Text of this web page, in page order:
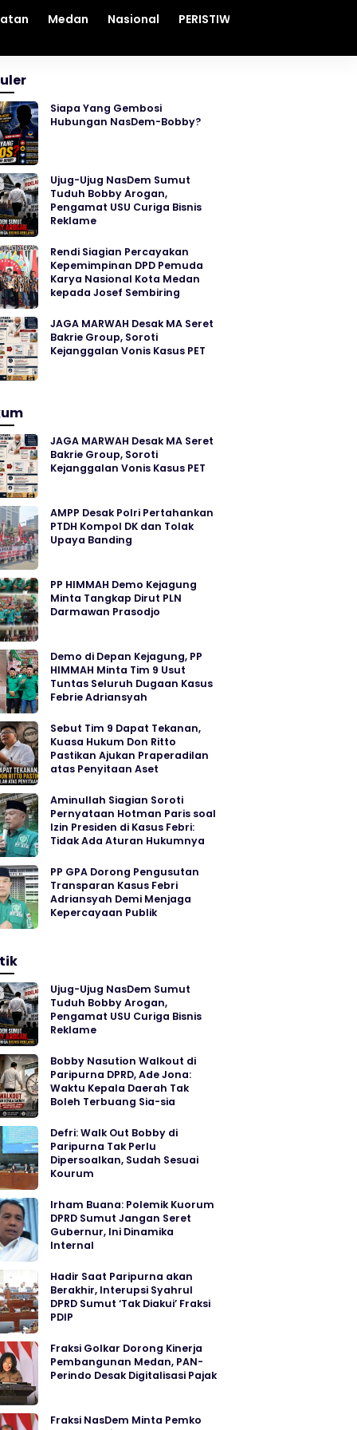
Medan Nasional PERISTIWA
Siapa Yang Gembosi
Hubungan NasDem-Bobby?
Ujug-Ujug NasDem Sumut
Tuduh Bobby Arogan,
Pengamat USU Curiga Bisnis
Reklame
Rendi Siagian Percayakan
Kepemimpinan DPD Pemuda
Karya Nasional Kota Medan
kepada Josef Sembiring
JAGA MARWAH Desak MA Seret
Bakrie Group, Soroti
Kejanggalan Vonis Kasus PET
JAGA MARWAH Desak MA Seret
Bakrie Group, Soroti
Kejanggalan Vonis Kasus PET
AMPP Desak Polri Pertahankan
PTDH Kompol DK dan Tolak
Upaya Banding
PP HIMMAH Demo Kejagung
Minta Tangkap Dirut PLN
Darmawan Prasodjo
Demo di Depan Kejagung, PP
HIMMAH Minta Tim 9 Usut
Tuntas Seluruh Dugaan Kasus
Febrie Adriansyah
Sebut Tim 9 Dapat Tekanan,
Kuasa Hukum Don Ritto
Pastikan Ajukan Praperadilan
atas Penyitaan Aset
Aminullah Siagian Soroti
Pernyataan Hotman Paris soal
Izin Presiden di Kasus Febri:
Tidak Ada Aturan Hukumnya
PP GPA Dorong Pengusutan
Transparan Kasus Febri
Adriansyah Demi Menjaga
Kepercayaan Publik
Ujug-Ujug NasDem Sumut
Tuduh Bobby Arogan,
Pengamat USU Curiga Bisnis
Reklame
Bobby Nasution Walkout di
Paripurna DPRD, Ade Jona:
Waktu Kepala Daerah Tak
Boleh Terbuang Sia-sia
Defri: Walk Out Bobby di
Paripurna Tak Perlu
Dipersoalkan, Sudah Sesuai
Kourum
Irham Buana: Polemik Kuorum
DPRD Sumut Jangan Seret
Gubernur, Ini Dinamika
Internal
Hadir Saat Paripurna akan
Berakhir, Interupsi Syahrul
DPRD Sumut ‘Tak Diakui’ Fraksi
PDIP
Fraksi Golkar Dorong Kinerja
Pembangunan Medan, PAN-
Perindo Desak Digitalisasi Pajak
Fraksi NasDem Minta Pemko